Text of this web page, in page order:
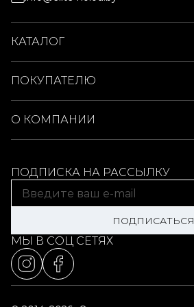
КАТАЛОГ
ПОКУПАТЕЛЮ
О КОМПАНИИ
ПОДПИСКА НА РАССЫЛКУ
ПОДПИСАТЬСЯ
МЫ В СОЦ СЕТЯХ